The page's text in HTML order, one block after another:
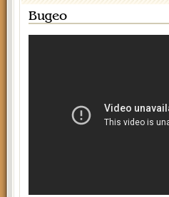
Видео